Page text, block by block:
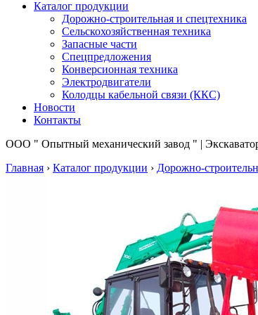
Каталог продукции
Дорожно-строительная и спецтехника
Сельскохозяйственная техника
Запасные части
Спецпредложения
Конверсионная техника
Электродвигатели
Колодцы кабельной связи (ККС)
Новости
Контакты
ООО " Опытный механический завод " |
Главная › Каталог продукции › Дорожно-